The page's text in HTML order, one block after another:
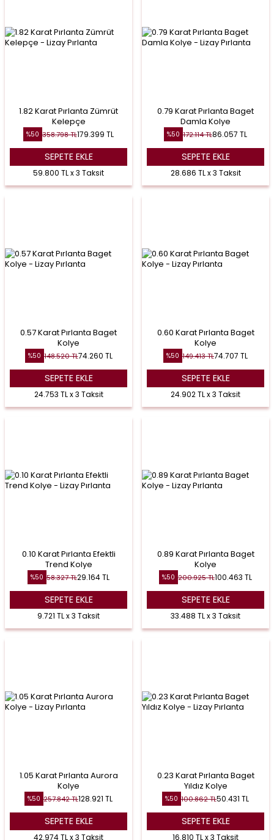
1.82 Karat Pırlanta Zümrüt
Kelepçe
%50 358.798TL179.399 TL
SEPETE EKLE
59.800 TL x 3 Taksit
0.79 Karat Pırlanta Baget
Damla Kolye
%50 172.114TL86.057 TL
SEPETE EKLE
28.686 TL x 3 Taksit
0.57 Karat Pırlanta Baget
Kolye
%50 148.520TL74.260 TL
SEPETE EKLE
24.753 TL x 3 Taksit
0.60 Karat Pırlanta Baget
Kolye
%50 149.413TL74.707 TL
SEPETE EKLE
24.902 TL x 3 Taksit
0.10 Karat Pırlanta Efektli
Trend Kolye
%50 58.327TL29.164TL
SEPETE EKLE
9.721 TL x 3 Taksit
0.89 Karat Pırlanta Baget
Kolye
%50 200.925TL100.463 TL
SEPETE EKLE
33.488 TL x 3 Taksit
1.05 Karat Pırlanta Aurora
Kolye
%50 257.842TL128.921 TL
SEPETE EKLE
42.974 TL x 3 Taksit
0.23 Karat Pırlanta Baget
Yıldız Kolye
%50 100.862TL50.431 TL
SEPETE EKLE
16.810 TL x 3 Taksit